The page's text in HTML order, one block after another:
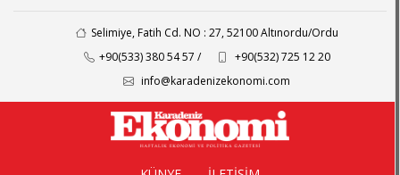
Selimiye, Fatih Cd. NO : 27, 52100 Altınordu/Ordu
+90(533) 380 54 57 /
+90(532) 725 12 20
info@karadenizekonomi.com